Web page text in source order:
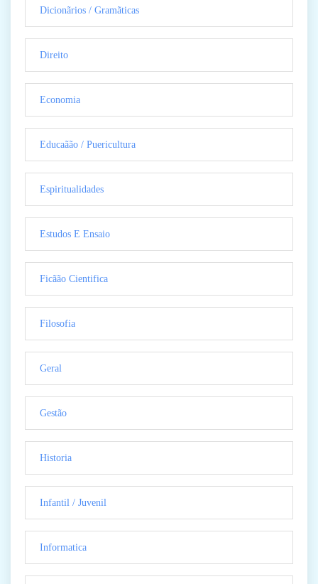
Dicionãrios / Gramãticas
Direito
Economia
Educaãão / Puericultura
Espiritualidades
Estudos E Ensaio
Ficãão Cientifica
Filosofia
Geral
Gestão
Historia
Infantil / Juvenil
Informatica